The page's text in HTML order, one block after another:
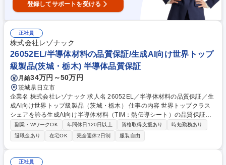
登録してサポートを受ける
正社員
株式会社レゾナック
26052EL/半導体材料の品質保証/生成AI向け世界トップ
級製品(茨城・栃木) 半導体品質保証
月給34万円～50万円
茨城県日立市
企業名 株式会社レゾナック 求人名 26052EL／半導体材料の品質保証／生
成AI向け世界トップ級製品（茨城・栃木） 仕事の内容 世界トップクラス
シェアを誇る生成AI向け半導体材料（TIM：熱伝導シート）の品質保証・
品質管理を担当。社内製造部門と連携した原因究明や再発防止策の立案、
顧客対応などを推進いただきます。 【詳細】 (1)変更管理、工程異常処
理：帳票処理、関係者との協議・業務連携 (2)顧客対応：傾向異常処理、
変更申請、不具合原因の報告・説明 (3)品質管理、サプライヤー管理：原
材料受入データや製品特性のSPC（統計的工程管理）管理、監査の実施
副業・WワークOK 年間休日120日以上 資格取得支援あり
時短勤務あり
退職金あり
在宅OK 完全週休2日制 服装自由
正社員